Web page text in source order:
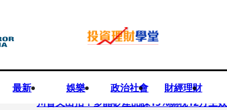
最新 娛樂 政治社會 財經理財
快訊
川普又出招！多晶矽產品課15%關稅12月生